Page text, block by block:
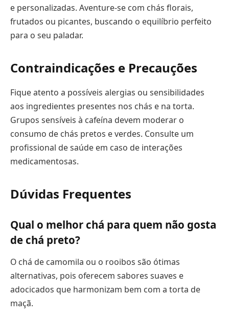
e personalizadas. Aventure-se com chás florais,
frutados ou picantes, buscando o equilíbrio perfeito
para o seu paladar.
Contraindicações e Precauções
Fique atento a possíveis alergias ou sensibilidades
aos ingredientes presentes nos chás e na torta.
Grupos sensíveis à cafeína devem moderar o
consumo de chás pretos e verdes. Consulte um
profissional de saúde em caso de interações
medicamentosas.
Dúvidas Frequentes
Qual o melhor chá para quem não gosta
de chá preto?
O chá de camomila ou o rooibos são ótimas
alternativas, pois oferecem sabores suaves e
adocicados que harmonizam bem com a torta de
maçã.